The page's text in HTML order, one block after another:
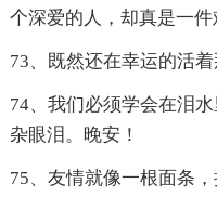
个深爱的人，却真是一件
73、既然还在幸运的活
74、我们必须学会在泪
杂眼泪。晚安！
75、友情就像一根面条